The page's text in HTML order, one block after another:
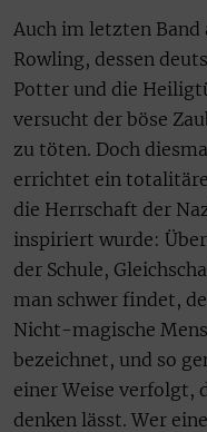
Auch im letzten Band
Rowling, dessen
Potter und die
versucht der böse
zu töten. Doch
errichtet ein
die Herrschaft der
inspiriert wurde:
der Schule,
man schwer findet,
Nicht-magische
bezeichnet, und so
einer Weise verfolgt,
denken lässt. Wer